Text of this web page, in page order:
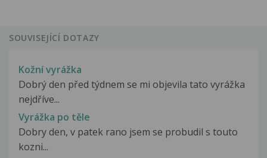
SOUVISEJÍCÍ DOTAZY
Kožní vyrážka
Dobrý den před týdnem se mi objevila tato vyrážka
nejdříve...
Vyrážka po těle
Dobry den, v patek rano jsem se probudil s touto
kozni...